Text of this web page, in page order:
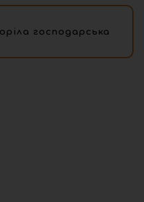
господарська